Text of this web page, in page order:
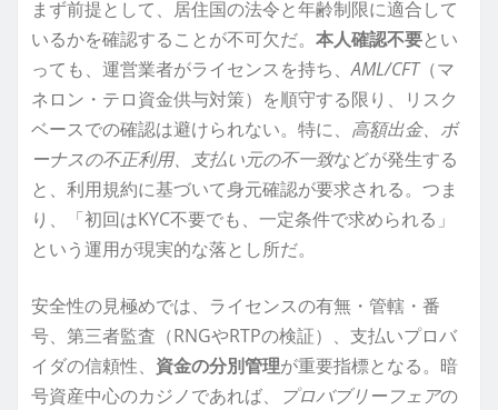
まず前提として、居住国の法令と年齢制限に適合して
いるかを確認することが不可欠だ。 本人確認不要とい
っても、運営業者がライセンスを持ち、AML/CFT（マ
ネロン・テロ資金供与対策）を順守する限り、リスク
ベースでの確認は避けられない。特に、 高額出金、ボ
ーナスの不正利用、支払い元の不一致などが発生する
と、利用規約に基づいて身元確認が要求される。つま
り、「初回はKYC不要でも、一定条件で求められる」
という運用が現実的な落とし所だ。
安全性の見極めでは、ライセンスの有無・管轄・番
号、第三者監査（RNGやRTPの検証）、支払いプロバ
イダの信頼性、 資金の分別管理が重要指標となる。暗
号資産中心のカジノであれば、
プロバブリーフェアの